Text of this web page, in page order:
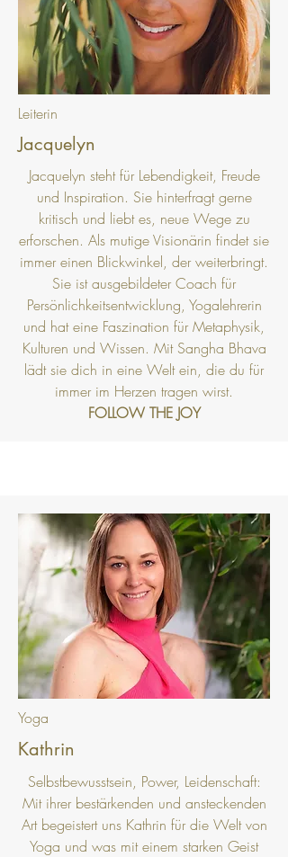
Leiterin
Jacquelyn
Jacquelyn steht für Lebendigkeit, Freude
und Inspiration. Sie hinterfragt gerne
kritisch und liebt es, neue Wege zu
erforschen. Als mutige Visionärin findet sie
immer einen Blickwinkel, der weiterbringt.
Sie ist ausgebildeter Coach für
Persönlichkeitsentwicklung, Yogalehrerin
und hat eine Faszination für Metaphysik,
Kulturen und Wissen. Mit Sangha Bhava
lädt sie dich in eine Welt ein, die du für
immer im Herzen tragen wirst.
FOLLOW THE JOY
Yoga
Kathrin
Selbstbewusstsein, Power, Leidenschaft:
Mit ihrer bestärkenden und ansteckenden
Art begeistert uns Kathrin für die Welt von
Yoga und was mit einem starken Geist